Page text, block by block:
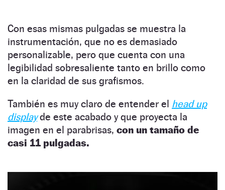
Con esas mismas pulgadas se muestra la
instrumentación, que no es demasiado
personalizable, pero que cuenta con una
legibilidad sobresaliente tanto en brillo como
en la claridad de sus grafismos.
También es muy claro de entender el head up
displayde este acabado y que proyecta la
imagen en el parabrisas, con un tamaño de
casi 11 pulgadas.